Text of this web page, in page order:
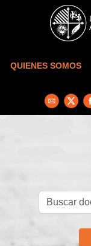
Skip to main content
QUIENES SOMOS